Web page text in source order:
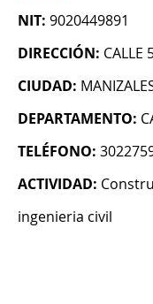
NIT: 9020449891
DIRECCIÓN: CALLE
CIUDAD:
DEPARTAMENTO:
TELÉFONO:
ACTIVIDAD:
ingenieria civil